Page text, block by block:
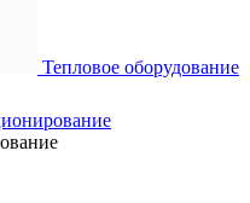
Тепловое оборудование